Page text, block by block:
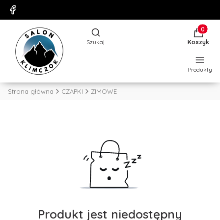
Otwórz wyszukiwarkę
Szukaj Koszyk
Produkty
Strona główna CZAPKI ZIMOWE
Produkt jest niedostępny